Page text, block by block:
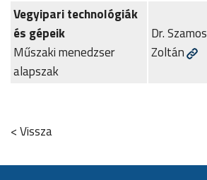
Vegyipari technológiák
és gépeik
Műszaki menedzser
alapszak
Dr.
Zoltán
< Vissza